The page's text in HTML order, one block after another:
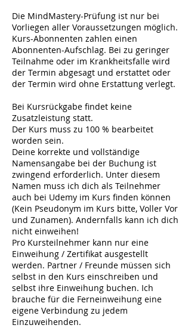
Die MindMastery-Prüfung ist nur bei
Vorliegen aller Voraussetzungen möglich.
Kurs-Abonnenten zahlen einen
Abonnenten-Aufschlag. Bei zu geringer
Teilnahme oder im Krankheitsfalle wird
der Termin abgesagt und erstattet oder
der Termin wird ohne Erstattung verlegt.
Bei Kursrückgabe findet keine
Zusatzleistung statt.
Der Kurs muss zu 100 % bearbeitet
worden sein.
Deine korrekte und vollständige
Namensangabe bei der Buchung ist
zwingend erforderlich. Unter diesem
Namen muss ich dich als Teilnehmer
auch bei Udemy im Kurs finden können
(Kein Pseudonym im Kurs bitte, Voller Vor
und Zunamen). Andernfalls kann ich dich
nicht einweihen!
Pro Kursteilnehmer kann nur eine
Einweihung / Zertifikat ausgestellt
werden. Partner / Freunde müssen sich
selbst in den Kurs einschreiben und
selbst ihre Einweihung buchen. Ich
brauche für die Ferneinweihung eine
eigene Verbindung zu jedem
Einzuweihenden.